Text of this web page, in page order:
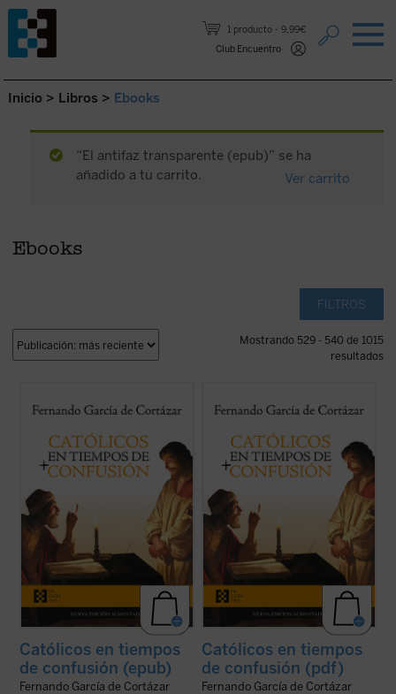
1 producto
9,99€
Club Encuentro
Saltar al contenido.
Inicio > Libros > Ebooks
“El antifaz transparente (epub)” se ha
añadido a tu carrito.
Ver carrito
Ebooks
FILTROS
Mostrando 529 - 540 de 1015
resultados
tiempos de confusión, el nuevo libro de
tradición cristiana vuelva a ser la
referencia que nos defina, de tal ...(ver
ficha)
Católicos en tiempos
de confusión (epub)
Fernando García de Cortázar
tiempos de confusión, el nuevo libro de
tradición cristiana vuelva a ser la
referencia que nos defina, de tal ...(ver
ficha)
Católicos en tiempos
de confusión (pdf)
Fernando García de Cortázar